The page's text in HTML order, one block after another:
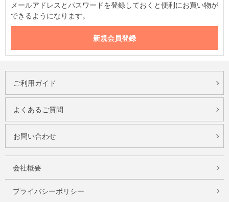
メールアドレスとパスワードを登録しておくと便利にお買い物が
できるようになります。
ご利用ガイド
よくあるご質問
お問い合わせ
会社概要
プライバシーポリシー